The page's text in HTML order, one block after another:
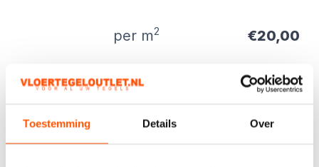
Toestemming Details Over
per m2 €20,00
Mooie gemeleerde tegels voor een extra
aantrekkelijke prijs !